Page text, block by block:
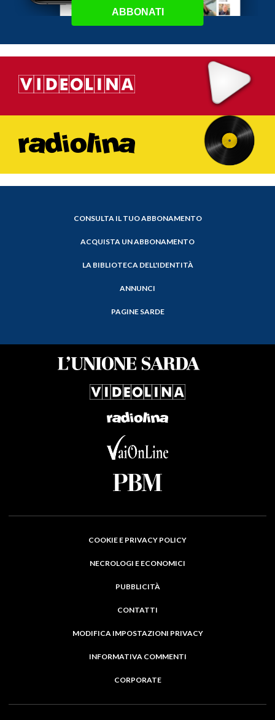
ABBONATI
CONSULTA IL TUO ABBONAMENTO
ACQUISTA UN ABBONAMENTO
LA BIBLIOTECA DELL'IDENTITÀ
ANNUNCI
PAGINE SARDE
COOKIE E PRIVACY POLICY
NECROLOGI E ECONOMICI
PUBBLICITÀ
CONTATTI
MODIFICA IMPOSTAZIONI PRIVACY
INFORMATIVA COMMENTI
CORPORATE